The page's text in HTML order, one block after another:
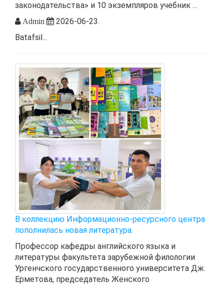
законодательства» и 10 экземпляров учебник ...
Admin
2026-06-23.
Batafsil...
В коллекцию Информационно-ресурсного центра
пополнилась новая литература.
Профессор кафедры английского языка и
литературы факультета зарубежной филологии
Ургенчского государственного университета Дж.
Ерметова, председатель Женского